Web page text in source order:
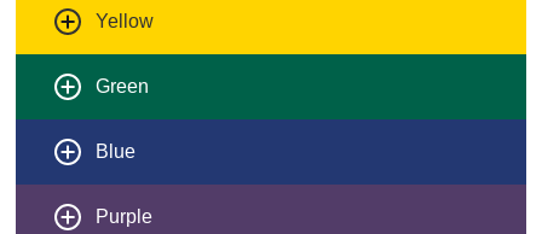
Yellow
Green
Blue
Purple